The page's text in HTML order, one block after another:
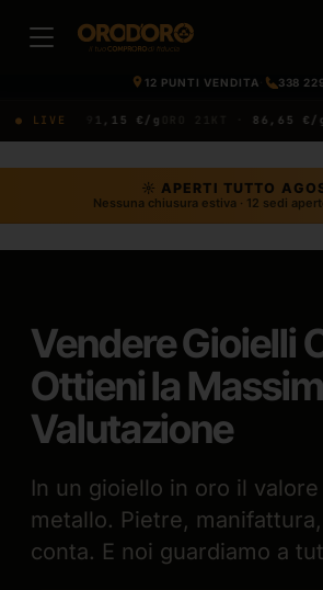
12 PUNTI VENDITA 338
● LIVE
·91,15 €/g ORO 21KT · 86,65 €/g
☼ APERTI TUTTO
Nessuna chiusura estiva · 12 sedi
Vendere Gioielli
Ottieni la
Valutazione
In un gioiello in oro il
metallo. Pietre,
conta. E noi guardiamo a